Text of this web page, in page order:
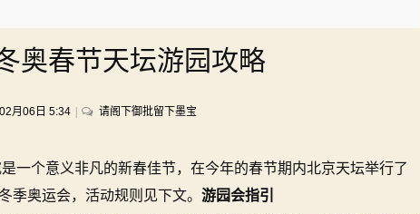
奥春节天坛游园攻略
月06日 5:34 请阁下御批留下墨宝on
京
冬
一个意义非凡的新春佳节，在今年的春节期内北京天坛举行了
季奥运会，活动规则见下文。 游园会指引